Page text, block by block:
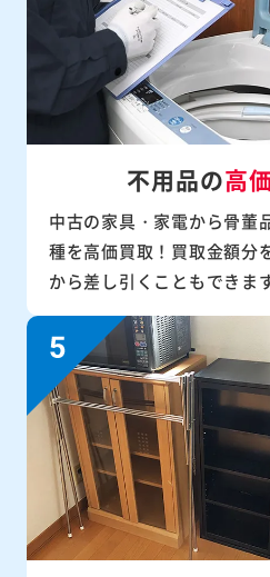
不用品の高
中古の家具・家電から骨董
種を高価買取！買取金額分
から差し引くこともできます